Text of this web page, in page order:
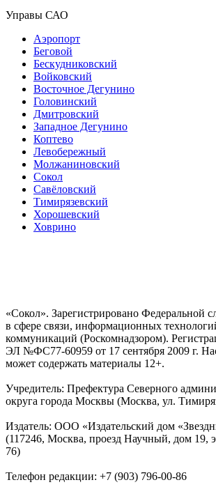
Управы САО
Аэропорт
Беговой
Бескудниковский
Войковский
Восточное Дегунино
Головинский
Дмитровский
Западное Дегунино
Коптево
Левобережный
Молжаниновский
Сокол
Савёловский
Тимирязевский
Хорошевский
Ховрино
«Сокол». Зарегистрировано Федеральной
в сфере связи, информационных
коммуникаций (Роскомнадзором).
ЭЛ №ФС77-60959 от 17 сентября 2009 г.
может содержать материалы 12+.
Учредитель: Префектура Северного
округа города Москвы (Москва, ул.
Издатель: ООО «Издательский дом
(117246, Москва, проезд Научный, дом 19,
76)
Телефон редакции: +7 (903) 796-00-86